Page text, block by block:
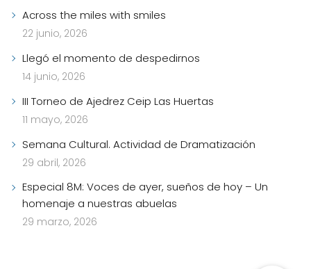
Across the miles with smiles
22 junio, 2026
Llegó el momento de despedirnos
14 junio, 2026
III Torneo de Ajedrez Ceip Las Huertas
11 mayo, 2026
Semana Cultural. Actividad de Dramatización
29 abril, 2026
Especial 8M: Voces de ayer, sueños de hoy – Un
homenaje a nuestras abuelas
29 marzo, 2026